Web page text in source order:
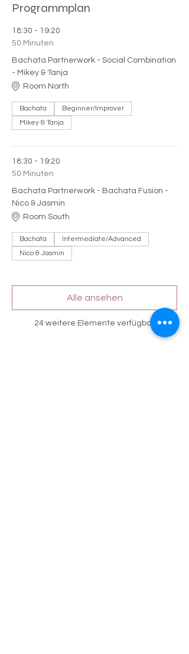
Programmplan
18:30 - 19:20
50 Minuten
Bachata Partnerwork - Social Combination
- Mikey & Tanja
Room North
Bachata
Beginner/Improver
Mikey & Tanja
18:30 - 19:20
50 Minuten
Bachata Partnerwork - Bachata Fusion -
Nico & Jasmin
Room South
Bachata
Intermediate/Advanced
Nico & Jasmin
24 weitere Elemente verfügbar
Alle ansehen